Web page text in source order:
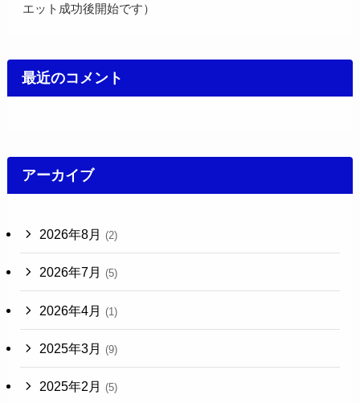
エット成功後開始です）
最近のコメント
アーカイブ
2026年8月 (2)
2026年7月 (5)
2026年4月 (1)
2025年3月 (9)
2025年2月 (5)